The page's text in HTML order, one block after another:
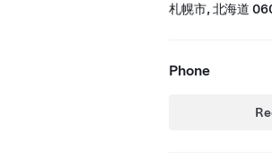
札幌市, 北海道
Phone